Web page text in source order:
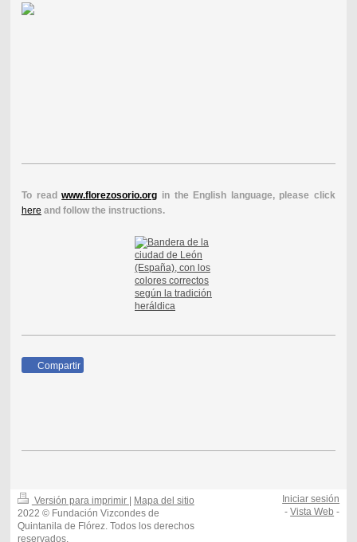
To readwww.florezosorio.org in the English language, please click
here and follow the instructions.
Compartir
Versión para imprimir
Mapa del sitio
2022 © Fundación Vizcondes de
Quintanila de Flórez. Todos los derechos
reservados.
Iniciar sesión
-Vista Web -